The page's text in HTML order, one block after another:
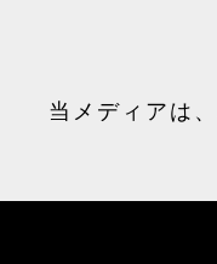
当メディアは、